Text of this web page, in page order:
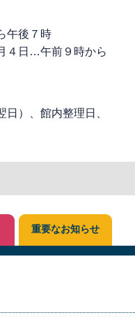
午後７時
４日…午前９時から
）、館内整理日、
重要なお知らせ